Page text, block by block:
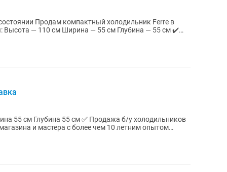
Ferre в
и мастера с более чем 10 летним опытом